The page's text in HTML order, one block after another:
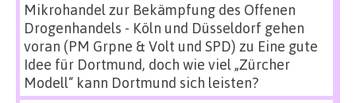
Mikrohandel zur Bekämpfung des Offenen
Drogenhandels - Köln und Düsseldorf gehen
voran (PM Grpne & Volt und SPD) zu Eine gute
Idee für Dortmund, doch wie viel „Zürcher
Modell“ kann Dortmund sich leisten?